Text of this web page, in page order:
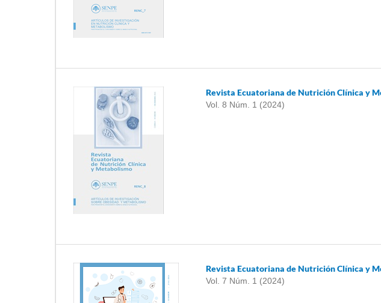
Revista Ecuatoriana de Nutrición Clínica y
Vol. 8 Núm. 1 (2024)
Revista Ecuatoriana de Nutrición Clínica y
Vol. 7 Núm. 1 (2024)